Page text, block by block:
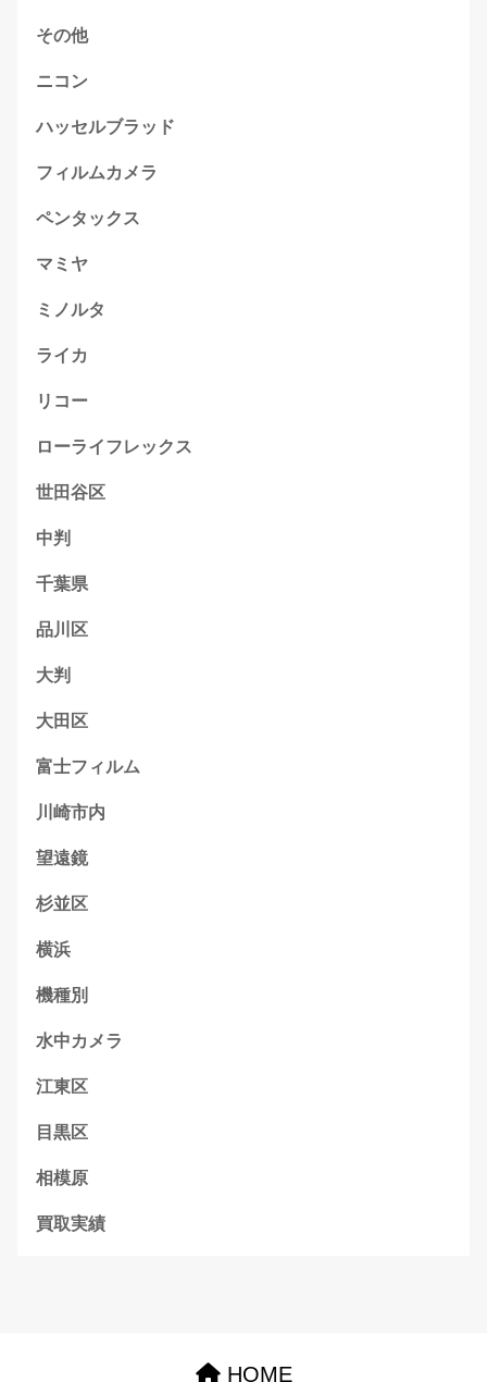
その他
ニコン
ハッセルブラッド
フィルムカメラ
ペンタックス
マミヤ
ミノルタ
ライカ
リコー
ローライフレックス
世田谷区
中判
千葉県
品川区
大判
大田区
富士フィルム
川崎市内
望遠鏡
杉並区
横浜
機種別
水中カメラ
江東区
目黒区
相模原
買取実績
HOME